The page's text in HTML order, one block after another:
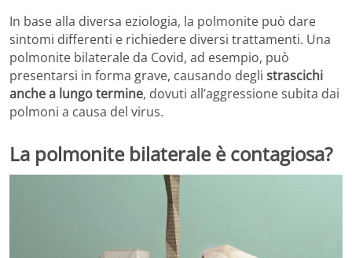
In base alla diversa eziologia, la polmonite può dare
sintomi differenti e richiedere diversi trattamenti. Una
polmonite bilaterale da Covid, ad esempio, può
presentarsi in forma grave, causando degli strascichi
anche a lungo termine, dovuti all’aggressione subita dai
polmoni a causa del virus.
La polmonite bilaterale è contagiosa?